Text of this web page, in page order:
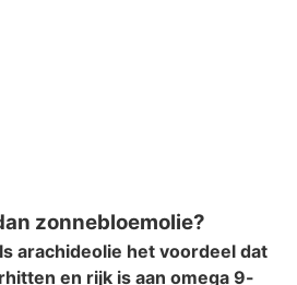
zonnebloemolie?
arachideolie het voordeel dat
en rijk is aan omega 9-